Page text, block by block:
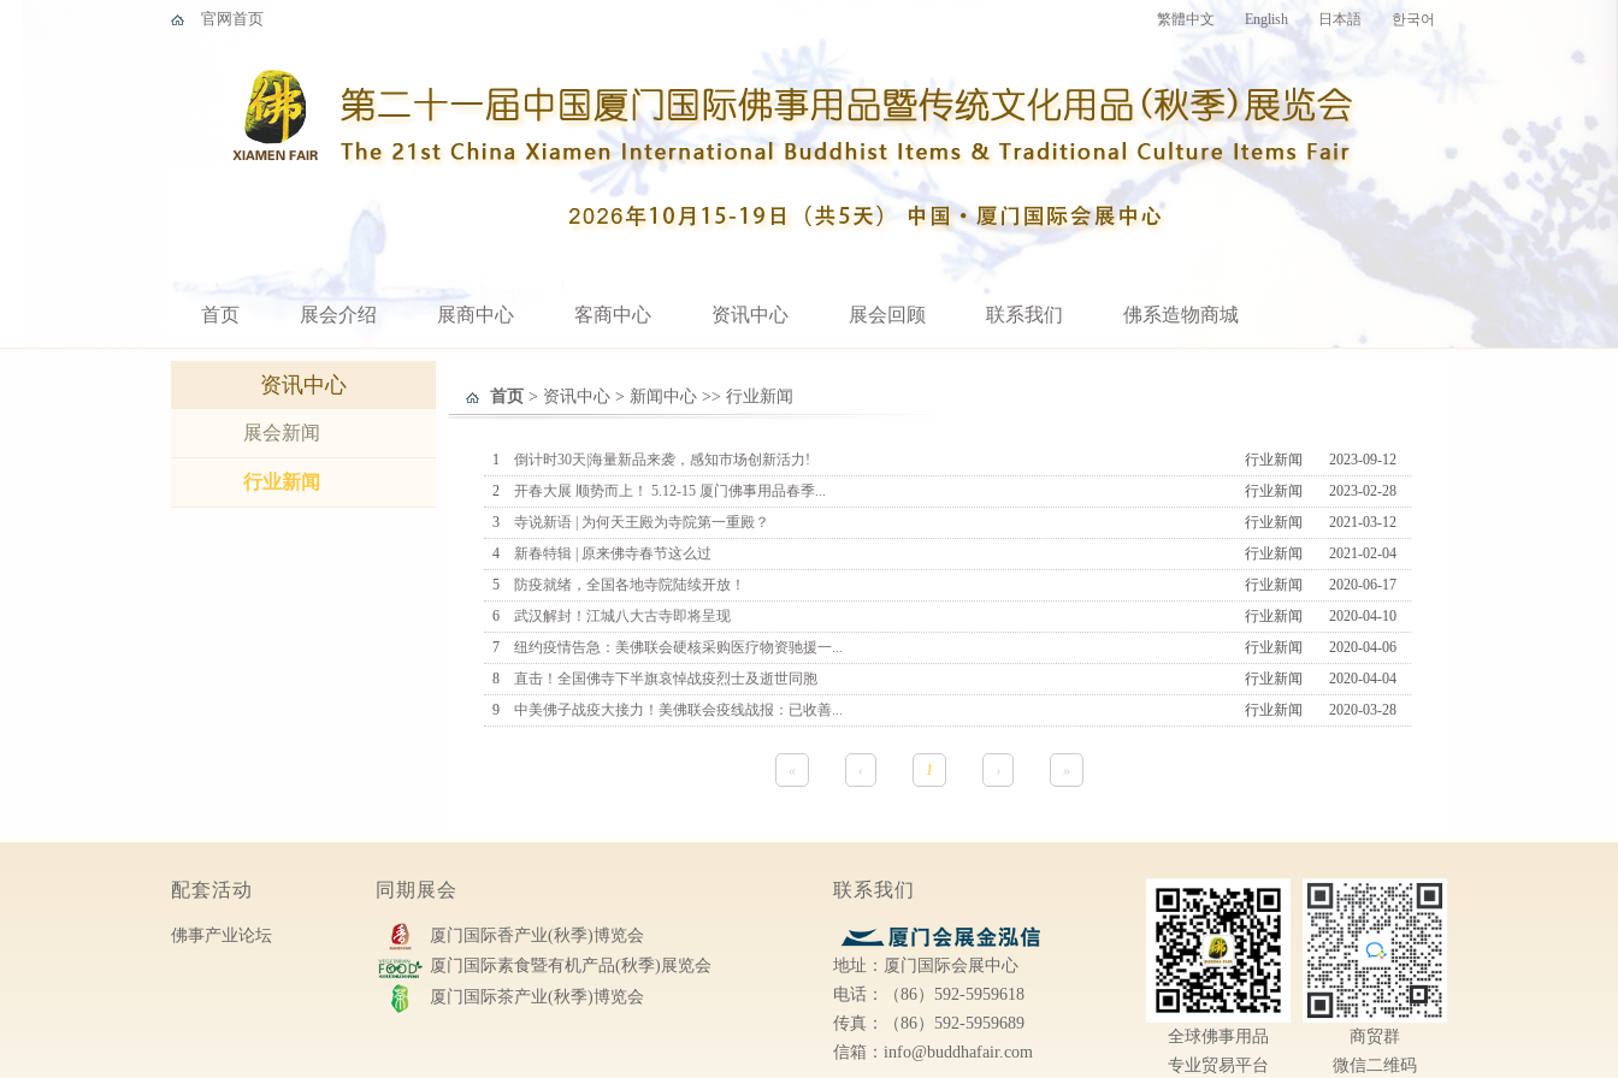
官网首页 繁體中文 English 日本語 한국어
首页 展会介绍 展商中心 客商中心 资讯中心 展会回顾 联系我们 佛系造物商城
资讯中心
展会新闻
行业新闻
首页 > 资讯中心 > 新闻中心 >> 行业新闻
1 2023-09-12
行业新闻
倒计时30天|海量新品来袭，感知市场创新活力!
2
2023-02-28
行业新闻
开春大展 顺势而上！ 5.12-15 厦门佛事用品春季...
3
2021-03-12
行业新闻
寺说新语 | 为何天王殿为寺院第一重殿？
4
2021-02-04
行业新闻
新春特辑 | 原来佛寺春节这么过
5
2020-06-17
行业新闻
防疫就绪，全国各地寺院陆续开放！
6
2020-04-10
行业新闻
武汉解封！江城八大古寺即将呈现
7
2020-04-06
行业新闻
纽约疫情告急：美佛联会硬核采购医疗物资驰援一...
8
2020-04-04
行业新闻
直击！全国佛寺下半旗哀悼战疫烈士及逝世同胞
9
2020-03-28
行业新闻
中美佛子战疫大接力！美佛联会疫线战报：已收善...
« ‹ 1 › »
配套活动
佛事产业论坛
同期展会
厦门国际香产业(秋季)博览会
厦门国际素食暨有机产品(秋季)展览会
厦门国际茶产业(秋季)博览会
联系我们
地址：厦门国际会展中心
电话：（86）592-5959618
传真：（86）592-5959689
信箱：info@buddhafair.com
商贸群
微信二维码
全球佛事用品
专业贸易平台